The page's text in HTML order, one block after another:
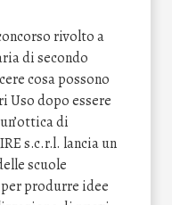
rivolto a
di secondo
cosa possono
Uso dopo essere
di
s.c.r.l. lancia un
scuole
produrre idee